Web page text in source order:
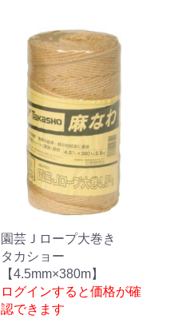
園芸Ｊロープ大巻き
タカショー
【4.5mm×380m】
ログインすると価格が確
認できます